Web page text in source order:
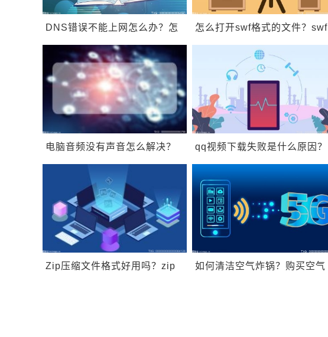
DNS错误不能上网怎么办？怎
么解决错误代码
0xa0430721？
怎么打开swf格式的文件？swf
文件用什么打开？
电脑音频没有声音怎么解决？ qq视频下载失败是什么原因？
Zip压缩文件格式好用吗？zip 如何清洁空气炸锅？购买空气